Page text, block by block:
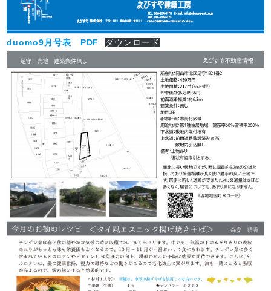
duomo9月号表 PDF ダウンロード